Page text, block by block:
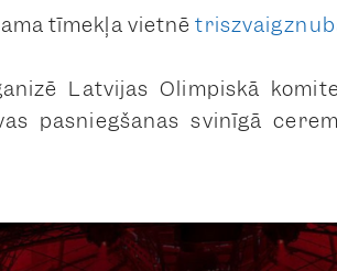
tīmekļa vietnē
Latvijas Olimpiskā
pasniegšanas svinīgā